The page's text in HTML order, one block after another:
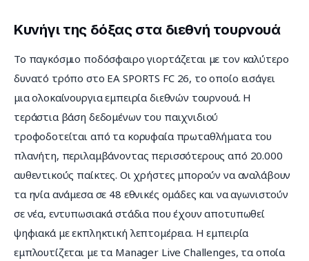
Κυνήγι της δόξας στα διεθνή τουρνουά
Το παγκόσμιο ποδόσφαιρο γιορτάζεται με τον καλύτερο
δυνατό τρόπο στο EA SPORTS FC 26, το οποίο εισάγει
μια ολοκαίνουργια εμπειρία διεθνών τουρνουά. Η
τεράστια βάση δεδομένων του παιχνιδιού
τροφοδοτείται από τα κορυφαία πρωταθλήματα του
πλανήτη, περιλαμβάνοντας περισσότερους από 20.000
αυθεντικούς παίκτες. Οι χρήστες μπορούν να αναλάβουν
τα ηνία ανάμεσα σε 48 εθνικές ομάδες και να αγωνιστούν
σε νέα, εντυπωσιακά στάδια που έχουν αποτυπωθεί
ψηφιακά με εκπληκτική λεπτομέρεια. Η εμπειρία
εμπλουτίζεται με τα Manager Live Challenges, τα οποία